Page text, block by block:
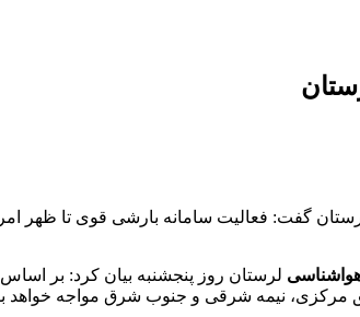
گفت: فعالیت سامانه بارشی قوی تا ظهر
لرستان روز پنجشنبه بیان کرد: بر
مرکزی، نیمه شرقی و جنوب شرق مواجه خواهد